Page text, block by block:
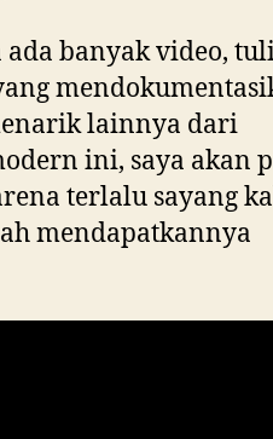
banyak video,
lainnya dari
ini, saya akan
terlalu sayang
mendapatkannya